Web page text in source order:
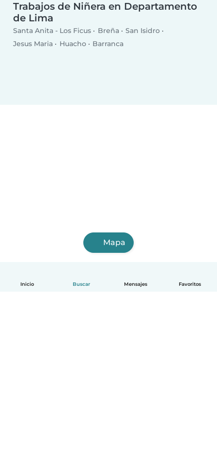
Inicio Buscar Mensajes Favoritos
Trabajos de Niñera en Departamento
de Lima
Santa Anita - Los Ficus Breña
San Isidro
Jesus Maria
Huacho Barranca
Mapa